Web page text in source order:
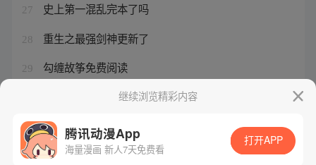
27 史上第一混乱完本了吗
28 重生之最强剑神更新了
29 勾缠故筝免费阅读
我真的长生不老完结了继续浏览精彩内容
腾讯动漫App
海量漫画 新人7天免费看
打开APP